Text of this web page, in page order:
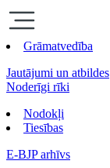
Grāmatvedība
Jautājumi un atbildes
Noderīgi rīki
Nodokļi
Tiesības
E-BJP arhīvs